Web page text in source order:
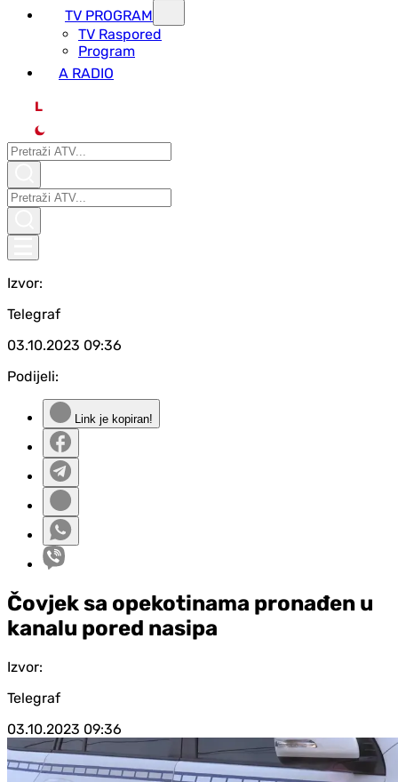
TV PROGRAM
ТV Raspored
Program
A RADIO
L
Izvor:
Telegraf
03.10.2023 09:36
Podijeli:
Link je kopiran!
Čovjek sa opekotinama pronađen u
kanalu pored nasipa
Izvor:
Telegraf
03.10.2023 09:36